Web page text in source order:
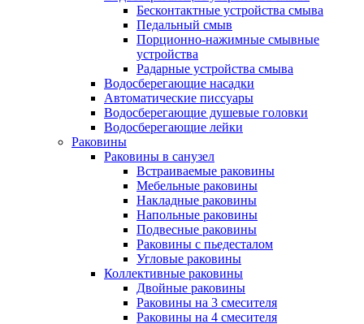
Бесконтактные устройства смыва
Педальный смыв
Порционно-нажимные смывные
устройства
Радарные устройства смыва
Водосберегающие насадки
Автоматические писсуары
Водосберегающие душевые головки
Водосберегающие лейки
Раковины
Раковины в санузел
Встраиваемые раковины
Мебельные раковины
Накладные раковины
Напольные раковины
Подвесные раковины
Раковины с пьедесталом
Угловые раковины
Коллективные раковины
Двойные раковины
Раковины на 3 смесителя
Раковины на 4 смесителя